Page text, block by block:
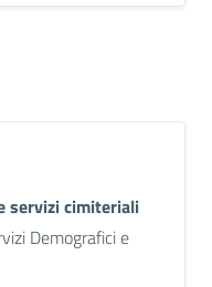
servizi cimiteriali
Demografici e